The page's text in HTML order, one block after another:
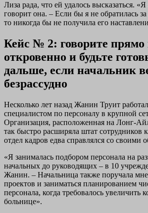
Лиза рада, что ей удалось высказаться.
говорит она. – Если бы я не обратилась
то никогда бы не получила его
Кейс № 2: говорите прямо
откровенно и будьте
дальше, если начальник
безрассудно
Несколько лет назад Жанин Труит
специалистом по персоналу в крупной
Организация, расположенная на Лонг-
так быстро расширяла штат сотрудников
отдел кадров едва справлялся со своими
«Я занималась подбором персонала на
начальных до руководящих – в 10
Жанин. – Начальница также поручала
проектов и заниматься планированием
персонала, когда требовалось увеличить
больнице».